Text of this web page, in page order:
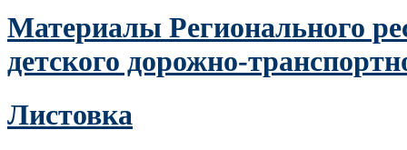
Материалы Регионального
детского дорожно-
Листовка